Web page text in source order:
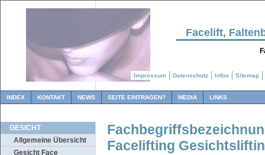
Facelift,
INDEX KONTAKT NEWS SEITE EINTRAGEN? MEDIA LINKS
GESICHT
Allgemeine Übersicht
Gesicht Face
Facelifting
Impressum Datenschutz Infos Sitemap